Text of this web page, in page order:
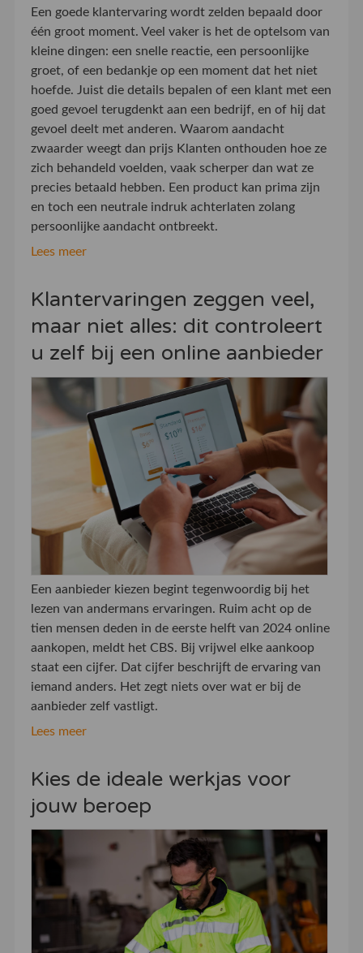
Een goede klantervaring wordt zelden bepaald door
één groot moment. Veel vaker is het de optelsom van
kleine dingen: een snelle reactie, een persoonlijke
groet, of een bedankje op een moment dat het niet
hoefde. Juist die details bepalen of een klant met een
goed gevoel terugdenkt aan een bedrijf, en of hij dat
gevoel deelt met anderen. Waarom aandacht
zwaarder weegt dan prijs Klanten onthouden hoe ze
zich behandeld voelden, vaak scherper dan wat ze
precies betaald hebben. Een product kan prima zijn
en toch een neutrale indruk achterlaten zolang
persoonlijke aandacht ontbreekt.
Lees meer
Klantervaringen zeggen veel,
maar niet alles: dit controleert
u zelf bij een online aanbieder
Een aanbieder kiezen begint tegenwoordig bij het
lezen van andermans ervaringen. Ruim acht op de
tien mensen deden in de eerste helft van 2024 online
aankopen, meldt het CBS. Bij vrijwel elke aankoop
staat een cijfer. Dat cijfer beschrijft de ervaring van
iemand anders. Het zegt niets over wat er bij de
aanbieder zelf vastligt.
Lees meer
Kies de ideale werkjas voor
jouw beroep